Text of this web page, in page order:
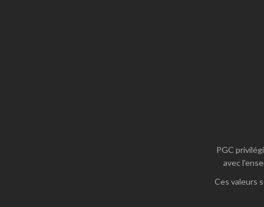
PGC
avec
Ces valeurs